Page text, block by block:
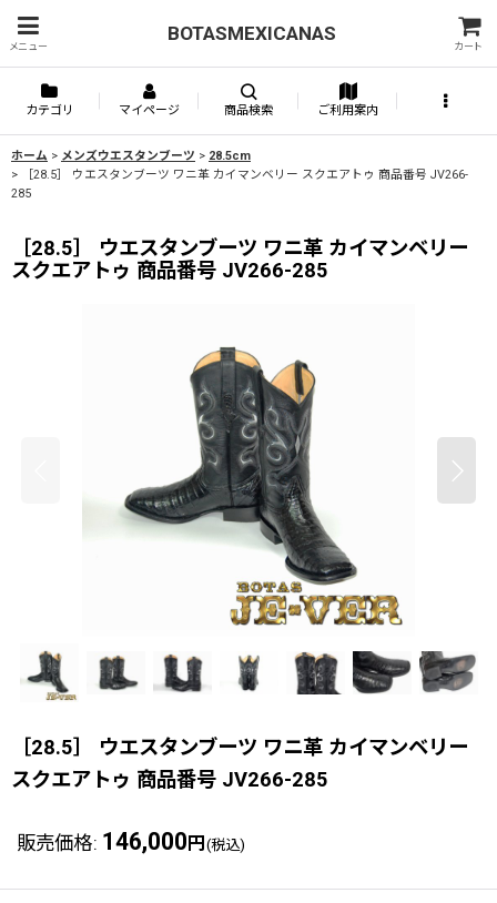
メニュー
BOTASMEXICANAS
カート
カテゴリ マイページ 商品検索 ご利用案内
ホーム > メンズウエスタンブーツ > 28.5cm
>
［28.5］ ウエスタンブーツ ワニ革 カイマンベリー スクエアトゥ 商品番号 JV266-
285
［28.5］ ウエスタンブーツ ワニ革 カイマンベリー
スクエアトゥ 商品番号 JV266-285
［28.5］ ウエスタンブーツ ワニ革 カイマンベリー
スクエアトゥ 商品番号 JV266-285
販売価格: 146,000 円 (税込)